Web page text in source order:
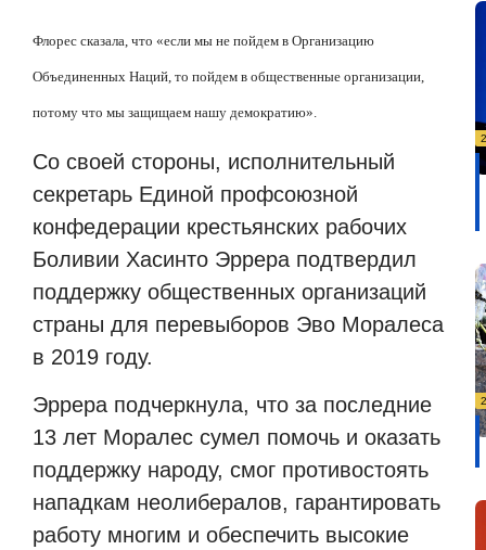
Флорес сказала, что «если мы не пойдем в Организацию
Объединенных Наций, то пойдем в общественные организации,
потому что мы защищаем нашу демократию».
Со своей стороны, исполнительный
секретарь Единой профсоюзной
конфедерации крестьянских рабочих
Боливии Хасинто Эррера подтвердил
поддержку общественных организаций
страны для перевыборов Эво Моралеса
в 2019 году.
Эррера подчеркнула, что за последние
13 лет Моралес сумел помочь и оказать
поддержку народу, смог противостоять
нападкам неолибералов, гарантировать
работу многим и обеспечить высокие